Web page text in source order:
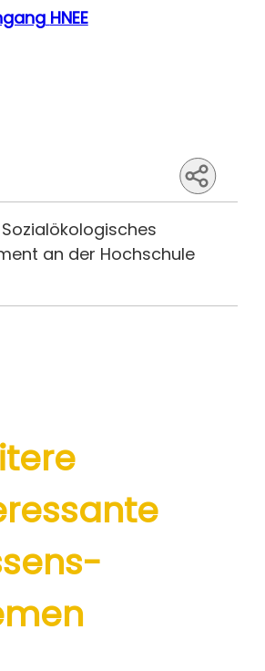
HNEE
Sozialökologisches
an der Hochschule